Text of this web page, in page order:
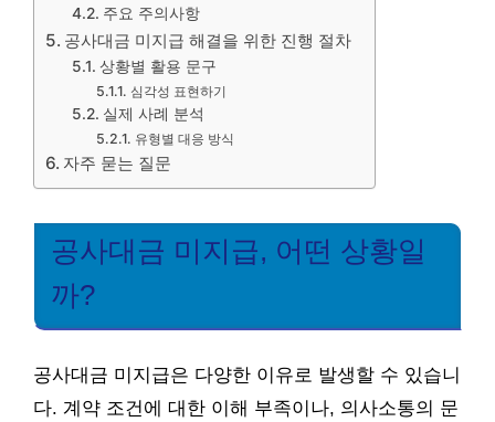
주요 주의사항
공사대금 미지급 해결을 위한 진행 절차
상황별 활용 문구
심각성 표현하기
실제 사례 분석
유형별 대응 방식
자주 묻는 질문
공사대금 미지급, 어떤 상황일
까?
공사대금 미지급은 다양한 이유로 발생할 수 있습니
다. 계약 조건에 대한 이해 부족이나, 의사소통의 문